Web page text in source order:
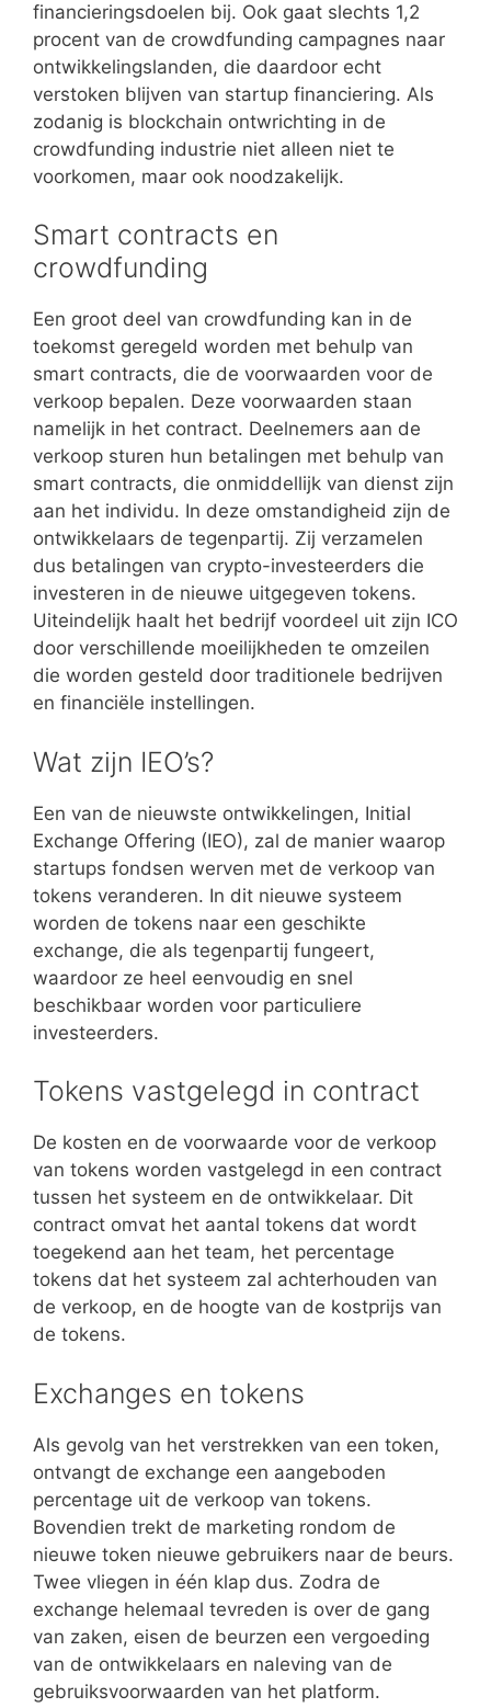
financieringsdoelen bij. Ook gaat slechts 1,2
procent van de crowdfunding campagnes naar
ontwikkelingslanden, die daardoor echt
verstoken blijven van startup financiering. Als
zodanig is blockchain ontwrichting in de
crowdfunding industrie niet alleen niet te
voorkomen, maar ook noodzakelijk.
Smart contracts en
crowdfunding
Een groot deel van crowdfunding kan in de
toekomst geregeld worden met behulp van
smart contracts, die de voorwaarden voor de
verkoop bepalen. Deze voorwaarden staan
namelijk in het contract. Deelnemers aan de
verkoop sturen hun betalingen met behulp van
smart contracts, die onmiddellijk van dienst zijn
aan het individu. In deze omstandigheid zijn de
ontwikkelaars de tegenpartij. Zij verzamelen
dus betalingen van crypto-investeerders die
investeren in de nieuwe uitgegeven tokens.
Uiteindelijk haalt het bedrijf voordeel uit zijn ICO
door verschillende moeilijkheden te omzeilen
die worden gesteld door traditionele bedrijven
en financiële instellingen.
Wat zijn IEO’s?
Een van de nieuwste ontwikkelingen, Initial
Exchange Offering (IEO), zal de manier waarop
startups fondsen werven met de verkoop van
tokens veranderen. In dit nieuwe systeem
worden de tokens naar een geschikte
exchange, die als tegenpartij fungeert,
waardoor ze heel eenvoudig en snel
beschikbaar worden voor particuliere
investeerders.
Tokens vastgelegd in contract
De kosten en de voorwaarde voor de verkoop
van tokens worden vastgelegd in een contract
tussen het systeem en de ontwikkelaar. Dit
contract omvat het aantal tokens dat wordt
toegekend aan het team, het percentage
tokens dat het systeem zal achterhouden van
de verkoop, en de hoogte van de kostprijs van
de tokens.
Exchanges en tokens
Als gevolg van het verstrekken van een token,
ontvangt de exchange een aangeboden
percentage uit de verkoop van tokens.
Bovendien trekt de marketing rondom de
nieuwe token nieuwe gebruikers naar de beurs.
Twee vliegen in één klap dus. Zodra de
exchange helemaal tevreden is over de gang
van zaken, eisen de beurzen een vergoeding
van de ontwikkelaars en naleving van de
gebruiksvoorwaarden van het platform.